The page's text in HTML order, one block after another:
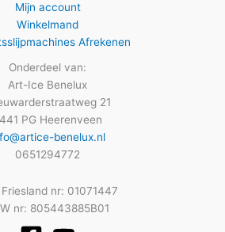
Mijn account
Winkelmand
Afrekenen
Onderdeel van:
Art-Ice Benelux
21
PG Heerenveen
benelux.nl
0651294772
Friesland nr: 01071447
nr: 805443885B01